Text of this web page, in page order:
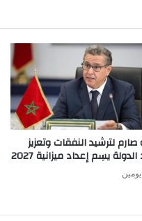
لترشيد النفقات وتعزيز
يسِم إعداد ميزانية 2027